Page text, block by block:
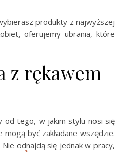
produkty z najwyższej
oferujemy ubrania, które
z rękawem
od tego, w jakim stylu nosi się
mogą być zakładane wszędzie.
odnajdą się jednak w pracy,